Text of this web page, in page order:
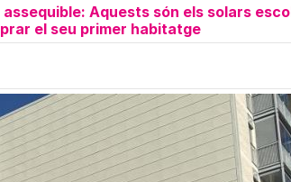
Aquests són els solars
el seu primer habitatge